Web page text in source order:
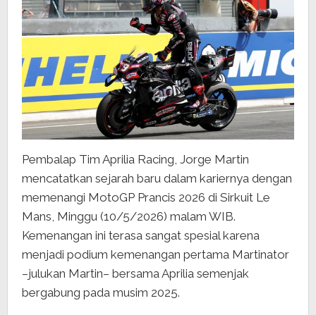
Tersungkur!
Pembalap Tim Aprilia Racing, Jorge Martin
mencatatkan sejarah baru dalam kariernya dengan
memenangi MotoGP Prancis 2026 di Sirkuit Le
Mans, Minggu (10/5/2026) malam WIB.
Kemenangan ini terasa sangat spesial karena
menjadi podium kemenangan pertama Martinator
–julukan Martin– bersama Aprilia semenjak
bergabung pada musim 2025.